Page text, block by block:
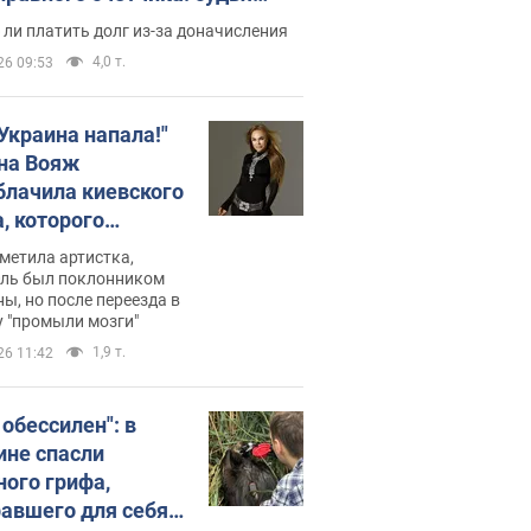
неожиданное решение
платить долг из-за доначисления
09:53 4,0 т.
напала!"
Вояж
киевского
которого
он
не знал,
хочет
украинцев
артистка,
был поклонником
но после переезда в
"промыли мозги"
11:42 1,9 т.
в
спасли
грифа,
для себя